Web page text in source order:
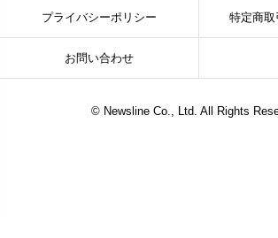
プライバシーポリシー 特定商
お問い合わせ
© Newsline Co., Ltd. All Rights